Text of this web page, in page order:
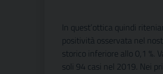
In quest’ottica quindi
positività osservata nel
storico inferiore allo 0,1 %.
soli 94 casi nel 2019. Nei